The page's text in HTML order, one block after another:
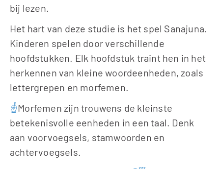
bij lezen.
Het hart van deze studie is het spel Sanajuna.
Kinderen spelen door verschillende
hoofdstukken. Elk hoofdstuk traint hen in het
herkennen van kleine woordeenheden, zoals
lettergrepen en morfemen.
☝️Morfemen zijn trouwens de kleinste
betekenisvolle eenheden in een taal. Denk
aan voorvoegsels, stamwoorden en
achtervoegsels.